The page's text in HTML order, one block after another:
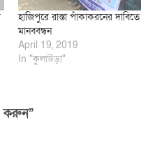
হাজিপুরে রাস্তা পাঁকাকরনের দাবিতে
মানববন্ধন
April 19, 2019
In "কুলাউড়া"
করুন”